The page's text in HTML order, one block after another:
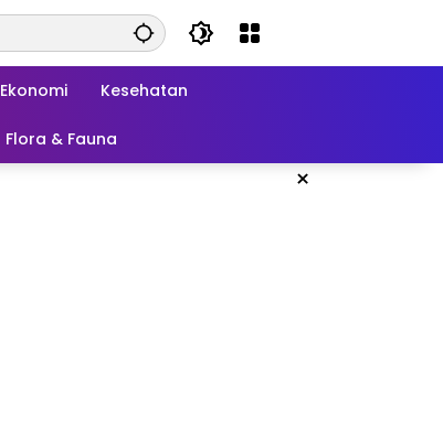
Ekonomi Kesehatan
Flora & Fauna
×